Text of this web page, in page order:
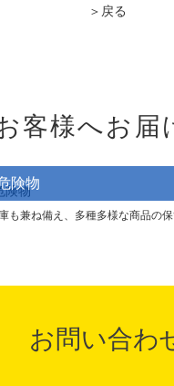
＞ 戻る
客様へお届
険物
も兼ね備え、多種多様な商品の
お問い合わ